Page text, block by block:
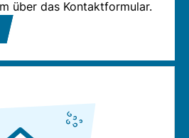
über das Kontaktformular.